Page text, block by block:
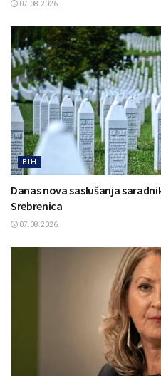
07.08.2026.
BIH
Danas nova saslušanja
Srebrenica
07.08.2026.